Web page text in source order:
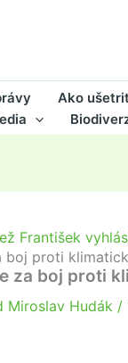
Ako
František
boj proti
za boj proti
Miroslav Hudák /